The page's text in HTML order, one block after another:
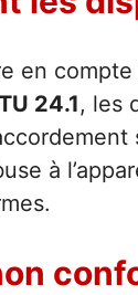
compte
24.1, les
à